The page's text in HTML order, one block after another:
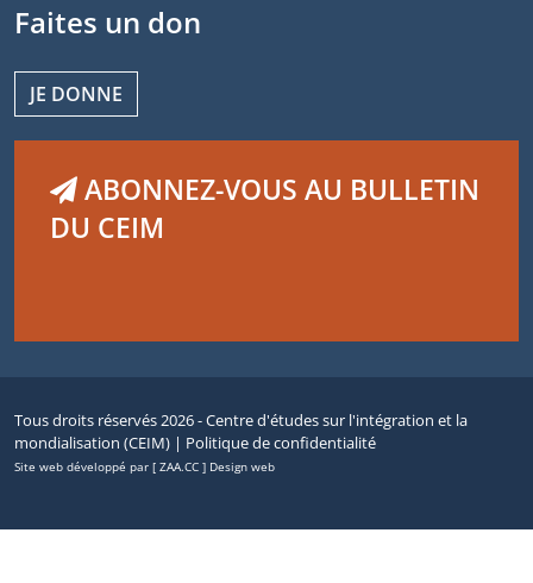
Faites un don
JE DONNE
ABONNEZ-VOUS AU BULLETIN
DU CEIM
Tous droits réservés 2026 - Centre d'études sur l'intégration et la
mondialisation (CEIM) | Politique de confidentialité
Site web développé par [ ZAA.CC ] Design web